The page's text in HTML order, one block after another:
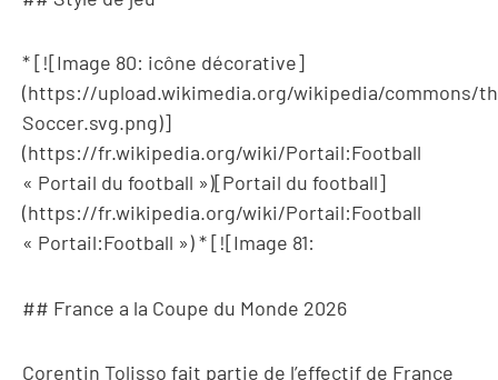
* [![Image 80: icône décorative]
(https://upload.wikimedia.org/wikipedia/commons/
Soccer.svg.png)]
(https://fr.wikipedia.org/wiki/Portail:Football
« Portail du football »)[Portail du football]
(https://fr.wikipedia.org/wiki/Portail:Football
« Portail:Football ») * [![Image 81:
## France a la Coupe du Monde 2026
Corentin Tolisso fait partie de l’effectif de France